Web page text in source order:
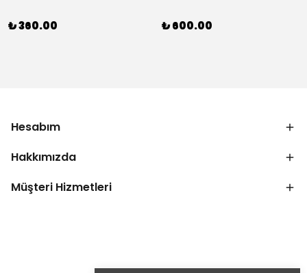
₺ 360.00 ₺ 600.00
Hesabım
Hakkımızda
Müşteri Hizmetleri